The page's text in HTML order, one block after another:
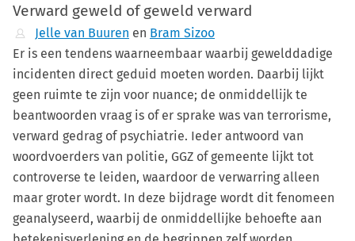
Verward geweld of geweld verward
Jelle van Buuren en Bram Sizoo
Er is een tendens waarneembaar waarbij gewelddadige
incidenten direct geduid moeten worden. Daarbij lijkt
geen ruimte te zijn voor nuance; de onmiddellijk te
beantwoorden vraag is of er sprake was van terrorisme,
verward gedrag of psychiatrie. Ieder antwoord van
woordvoerders van politie, GGZ of gemeente lijkt tot
controverse te leiden, waardoor de verwarring alleen
maar groter wordt. In deze bijdrage wordt dit fenomeen
geanalyseerd, waarbij de onmiddellijke behoefte aan